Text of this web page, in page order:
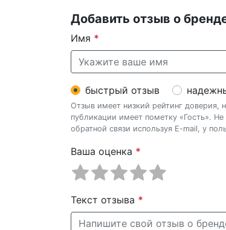
Добавить отзыв о
Имя *
быстрый отзыв
Отзыв имеет низкий рейтинг доверия,
публикации имеет пометку «Гость».
обратной связи используя E-mail, у
Ваша оценка *
Текст отзыва *